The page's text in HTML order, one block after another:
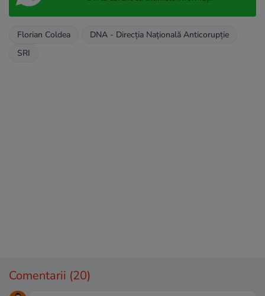
Florian Coldea
DNA - Direcția Națională Anticorupție
SRI
Comentarii (20)